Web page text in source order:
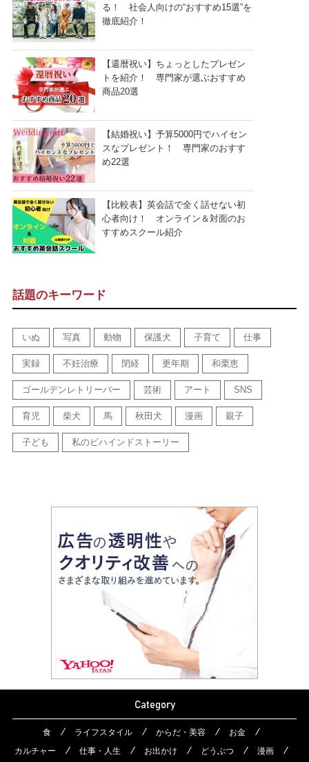
る！ 社会人向けの“おすすめ15選”を
徹底紹介！
【還暦祝い】ちょっとしたプレゼン
トを紹介！ 専門家が選ぶおすすめ
商品20選
【結婚祝い】予算5000円でハイセン
スなプレゼント！ 専門家のおすす
め22選
【比較表】英会話で全く話せない初
心者向け！ オンライン＆対面のお
すすめスクール紹介
話題のキーワード
いぬ 写真 動物 保護犬 子育て 仕事
実録 不妊治療 閉経 更年期 和栗恵
ゴールデンレトリーバー 芸術 アート SNS
育児 柴犬 馬 秋田犬 漫画 親子
子ども 私のビハインドストーリー
Category
食 ライフスタイル からだ・美容
お金
カルチャー
仕事・人生 お出かけ どうぶつ 漫画